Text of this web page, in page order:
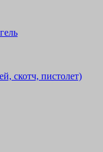
скотч, пистолет)